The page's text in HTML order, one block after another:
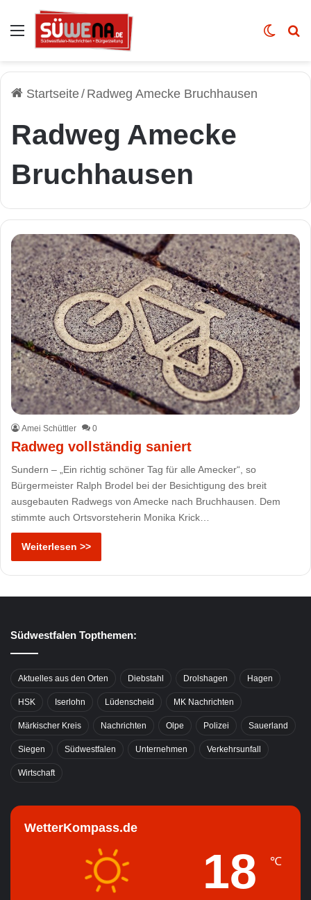
Auswahl Skin
Startseite/ Radweg Amecke Bruchhausen
Radweg Amecke
Bruchhausen
Amei Schüttler 0
Radweg vollständig saniert
Sundern – „Ein richtig schöner Tag für alle Amecker“, so
Bürgermeister Ralph Brodel bei der Besichtigung des breit
ausgebauten Radwegs von Amecke nach Bruchhausen. Dem
stimmte auch Ortsvorsteherin Monika Krick…
Weiterlesen >>
Südwestfalen Topthemen:
Aktuelles aus den Orten Diebstahl Drolshagen Hagen
HSK Iserlohn Lüdenscheid MK Nachrichten
Märkischer Kreis Nachrichten Olpe Polizei Sauerland
Siegen Südwestfalen Unternehmen Verkehrsunfall
Wirtschaft
WetterKompass.de
18 ℃